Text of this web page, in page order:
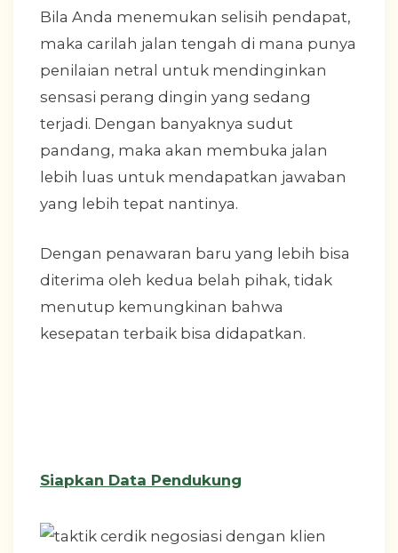
Bila Anda menemukan selisih pendapat,
maka carilah jalan tengah di mana punya
penilaian netral untuk mendinginkan
sensasi perang dingin yang sedang
terjadi. Dengan banyaknya sudut
pandang, maka akan membuka jalan
lebih luas untuk mendapatkan jawaban
yang lebih tepat nantinya.
Dengan penawaran baru yang lebih bisa
diterima oleh kedua belah pihak, tidak
menutup kemungkinan bahwa
kesepatan terbaik bisa didapatkan.
Siapkan Data Pendukung